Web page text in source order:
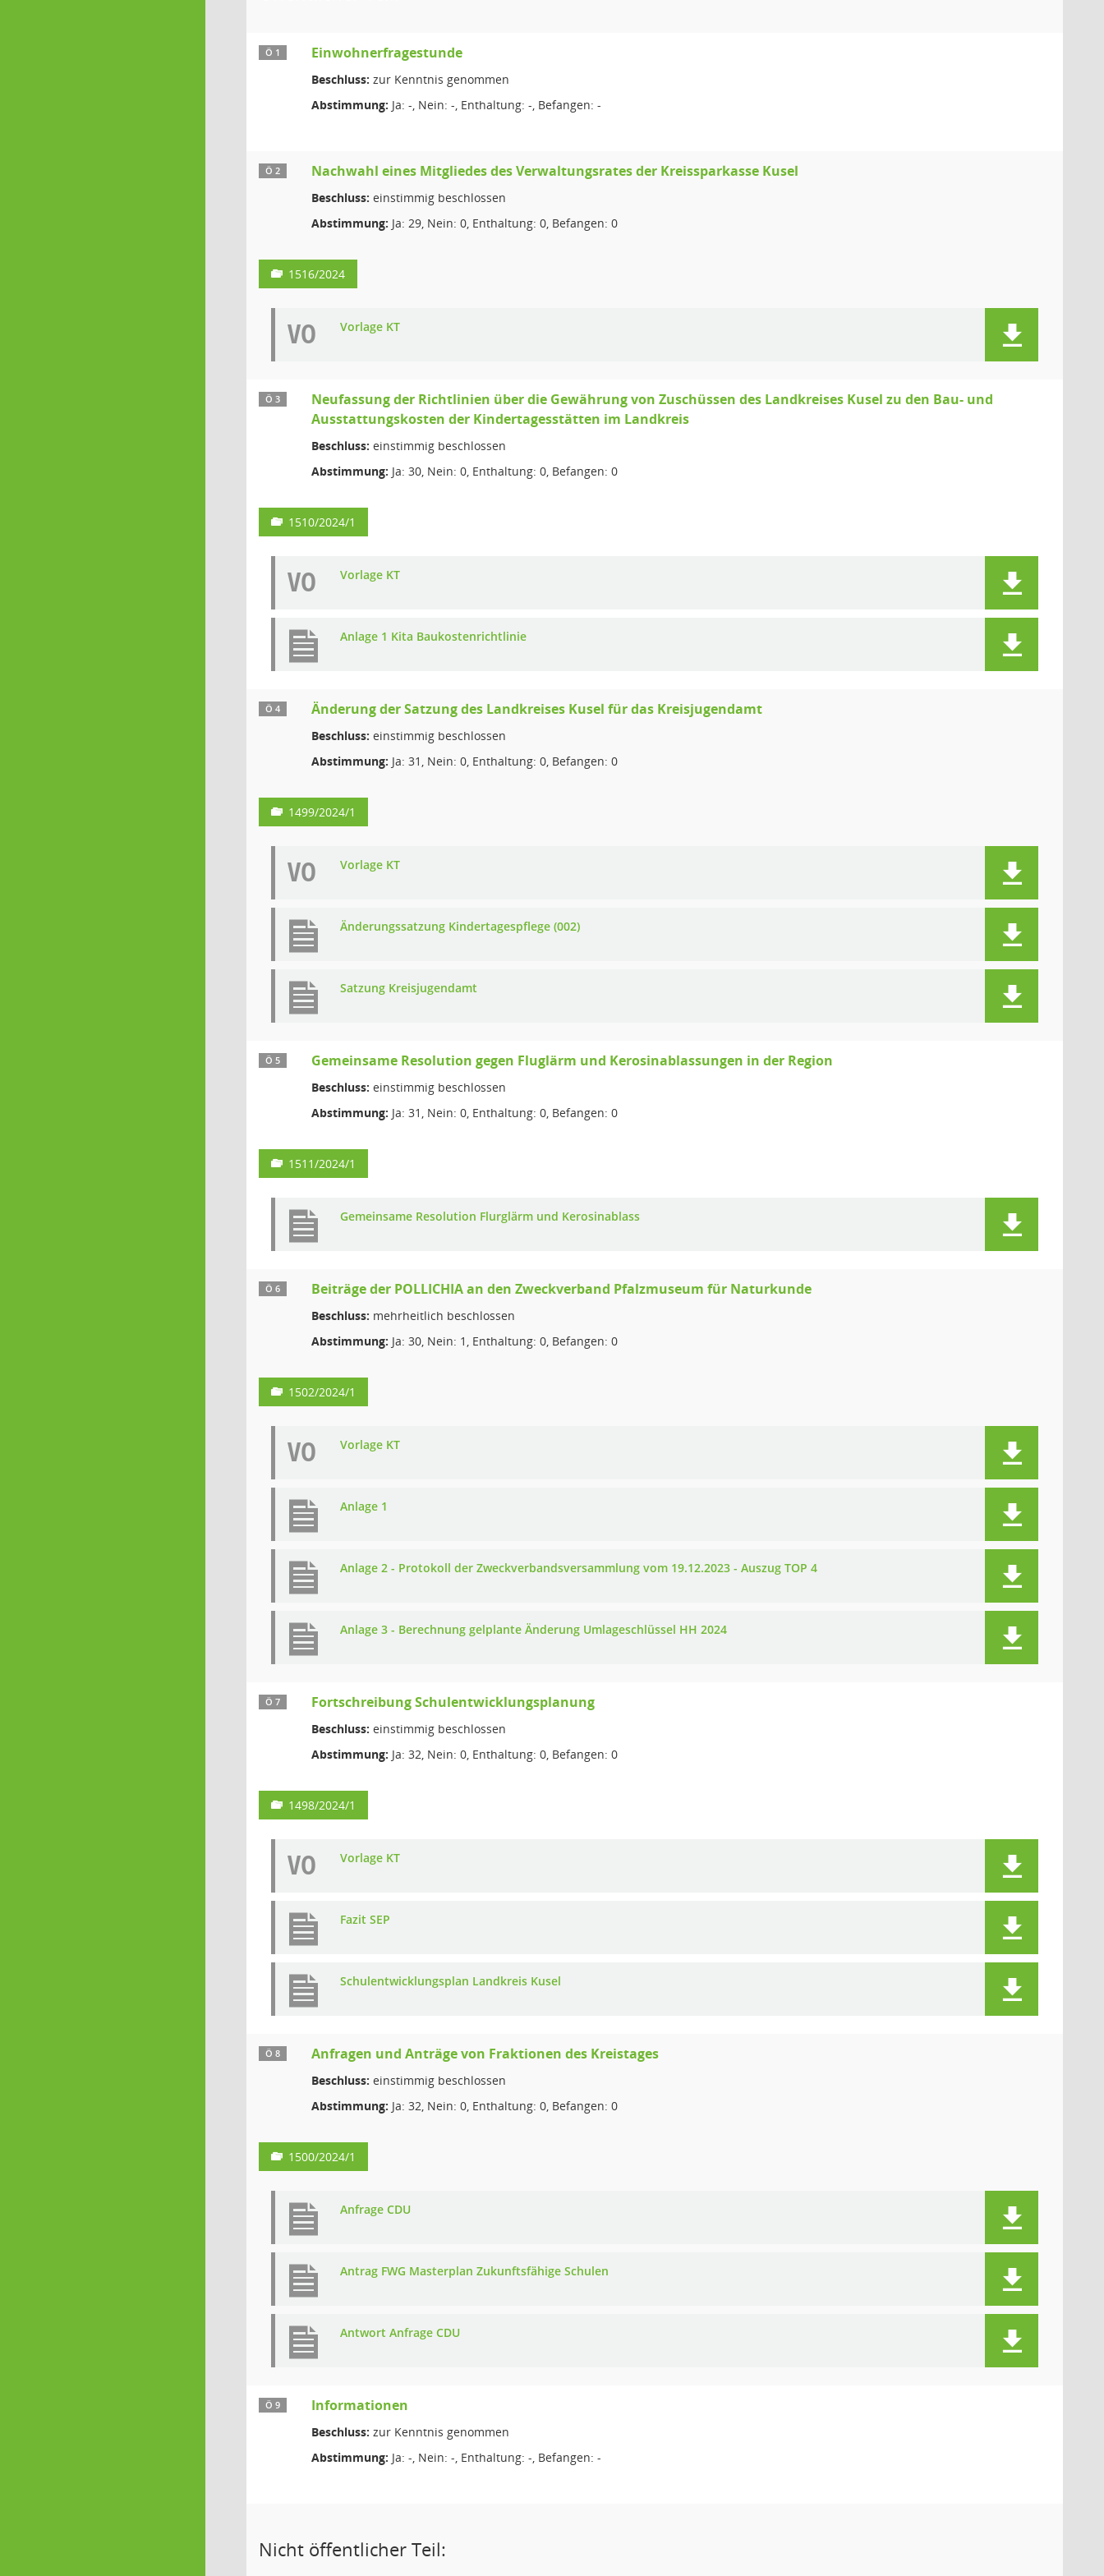
Ö 1 Einwohnerfragestunde
Beschluss: zur Kenntnis genommen
Abstimmung: Ja: -, Nein: -, Enthaltung: -, Befangen: -
Ö 2 Nachwahl eines Mitgliedes des Verwaltungsrates der Kreissparkasse Kusel
Beschluss: einstimmig beschlossen
Abstimmung: Ja: 29, Nein: 0, Enthaltung: 0, Befangen: 0
1516/2024
VO Vorlage KT
Ö 3
Neufassung der Richtlinien über die Gewährung von Zuschüssen des Landkreises Kusel zu den Bau- und
Ausstattungskosten der Kindertagesstätten im Landkreis
Beschluss: einstimmig beschlossen
Abstimmung: Ja: 30, Nein: 0, Enthaltung: 0, Befangen: 0
1510/2024/1
VO Vorlage KT
Anlage 1 Kita Baukostenrichtlinie
Ö 4 Änderung der Satzung des Landkreises Kusel für das Kreisjugendamt
Beschluss: einstimmig beschlossen
Abstimmung: Ja: 31, Nein: 0, Enthaltung: 0, Befangen: 0
1499/2024/1
VO Vorlage KT
Änderungssatzung Kindertagespflege (002)
Satzung Kreisjugendamt
Ö 5 Gemeinsame Resolution gegen Fluglärm und Kerosinablassungen in der Region
Beschluss: einstimmig beschlossen
Abstimmung: Ja: 31, Nein: 0, Enthaltung: 0, Befangen: 0
1511/2024/1
Gemeinsame Resolution Flurglärm und Kerosinablass
Ö 6 Beiträge der POLLICHIA an den Zweckverband Pfalzmuseum für Naturkunde
Beschluss: mehrheitlich beschlossen
Abstimmung: Ja: 30, Nein: 1, Enthaltung: 0, Befangen: 0
1502/2024/1
VO Vorlage KT
Anlage 1
Anlage 2 - Protokoll der Zweckverbandsversammlung vom 19.12.2023 - Auszug TOP 4
Anlage 3 - Berechnung gelplante Änderung Umlageschlüssel HH 2024
Ö 7 Fortschreibung Schulentwicklungsplanung
Beschluss: einstimmig beschlossen
Abstimmung: Ja: 32, Nein: 0, Enthaltung: 0, Befangen: 0
1498/2024/1
VO Vorlage KT
Fazit SEP
Schulentwicklungsplan Landkreis Kusel
Ö 8 Anfragen und Anträge von Fraktionen des Kreistages
Beschluss: einstimmig beschlossen
Abstimmung: Ja: 32, Nein: 0, Enthaltung: 0, Befangen: 0
1500/2024/1
Anfrage CDU
Antrag FWG Masterplan Zukunftsfähige Schulen
Antwort Anfrage CDU
Ö 9 Informationen
Beschluss: zur Kenntnis genommen
Abstimmung: Ja: -, Nein: -, Enthaltung: -, Befangen: -
Nicht öffentlicher Teil: